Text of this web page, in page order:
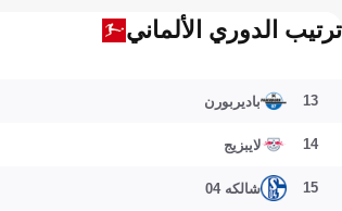
ترتيب الدوري الألماني
13 باديربورن
14 لايبزيج
15 شالكه 04